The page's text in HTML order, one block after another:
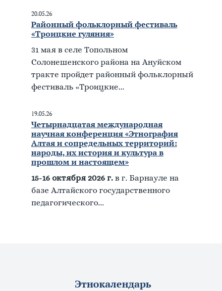
20.05.26
Районный фольклорный фестиваль
«Троицкие гуляния»
31 мая в селе Топольном
Солонешенского района на Ануйском
тракте пройдет районный фольклорный
фестиваль «Троицкие...
19.05.26
Четырнадцатая международная
научная конференция «Этнография
Алтая и сопредельных территорий:
народы, их история и культура в
прошлом и настоящем»
15-16 октября 2026 г. в г. Барнауле на
базе Алтайского государственного
педагогического...
Этнокалендарь